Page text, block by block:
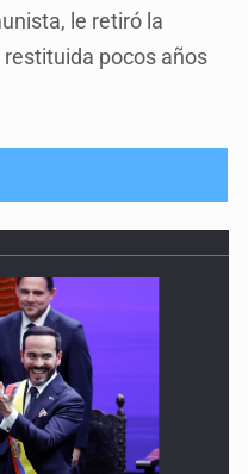
le retiró la
pocos años